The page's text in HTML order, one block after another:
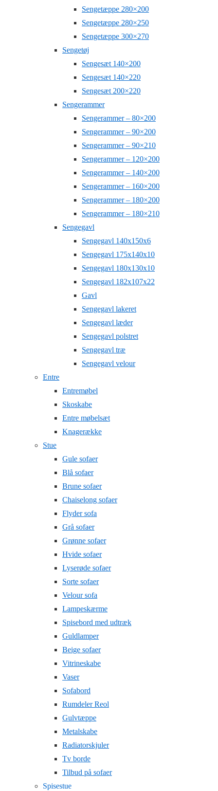
Sengetæppe 280×200
Sengetæppe 280×250
Sengetæppe 300×270
Sengetøj
Sengesæt 140×200
Sengesæt 140×220
Sengesæt 200×220
Sengerammer
Sengerammer – 80×200
Sengerammer – 90×200
Sengerammer – 90×210
Sengerammer – 120×200
Sengerammer – 140×200
Sengerammer – 160×200
Sengerammer – 180×200
Sengerammer – 180×210
Sengegavl
Sengegavl 140x150x6
Sengegavl 175x140x10
Sengegavl 180x130x10
Sengegavl 182x107x22
Gavl
Sengegavl lakeret
Sengegavl læder
Sengegavl polstret
Sengegavl træ
Sengegavl velour
Entre
Entremøbel
Skoskabe
Entre møbelsæt
Knagerække
Stue
Gule sofaer
Blå sofaer
Brune sofaer
Chaiselong sofaer
Flyder sofa
Grå sofaer
Grønne sofaer
Hvide sofaer
Lyserøde sofaer
Sorte sofaer
Velour sofa
Lampeskærme
Spisebord med udtræk
Guldlamper
Beige sofaer
Vitrineskabe
Vaser
Sofabord
Rumdeler Reol
Gulvtæppe
Metalskabe
Radiatorskjuler
Tv borde
Tilbud på sofaer
Spisestue